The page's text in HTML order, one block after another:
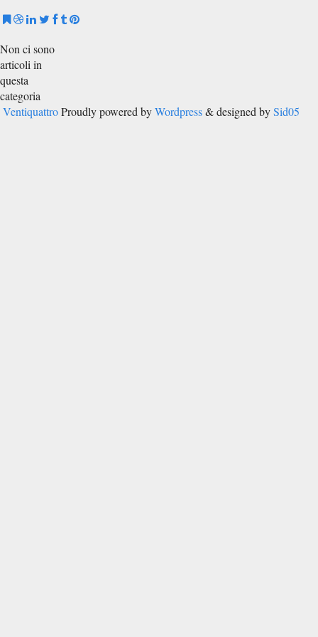
Non ci sono
articoli in
questa
categoria
Ventiquattro Proudly powered byWordpress& designed bySid05